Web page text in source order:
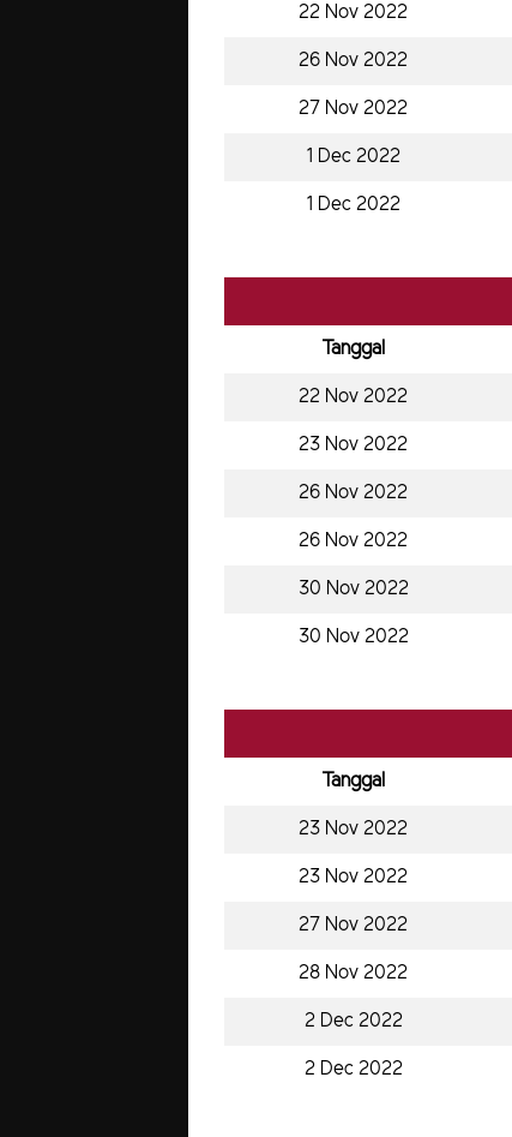
22 Nov 2022
26 Nov 2022
27 Nov 2022
1 Dec 2022
1 Dec 2022
Tanggal
22 Nov 2022
23 Nov 2022
26 Nov 2022
26 Nov 2022
30 Nov 2022
30 Nov 2022
Tanggal
23 Nov 2022
23 Nov 2022
27 Nov 2022
28 Nov 2022
2 Dec 2022
2 Dec 2022